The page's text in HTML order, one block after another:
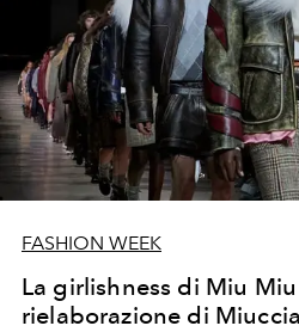
FASHION WEEK
La girlishness di Miu
rielaborazione di